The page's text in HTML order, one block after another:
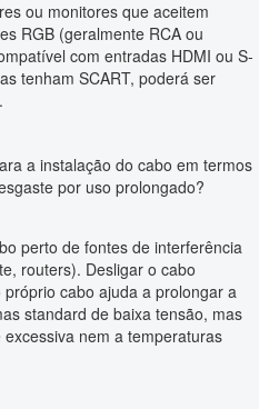
ou monitores que aceitem
RGB (geralmente RCA ou
com entradas HDMI ou S-
tenham SCART, poderá ser
a instalação do cabo em termos
por uso prolongado?
perto de fontes de interferência
routers). Desligar o cabo
cabo ajuda a prolongar a
standard de baixa tensão, mas
nem a temperaturas